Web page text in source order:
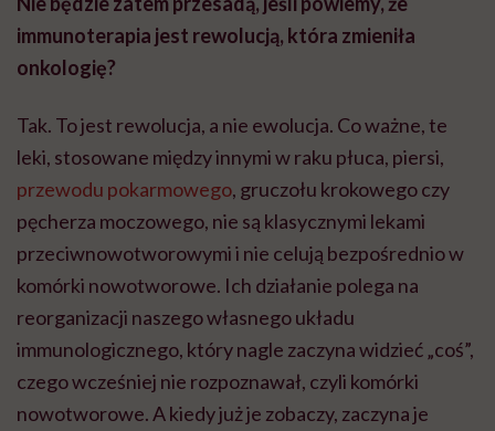
immunoterapia jest rewolucją, która zmieniła
onkologię?
Tak. To jest rewolucja, a nie ewolucja. Co ważne, te
leki, stosowane między innymi w raku płuca, piersi,
przewodu pokarmowego, gruczołu krokowego czy
pęcherza moczowego, nie są klasycznymi lekami
przeciwnowotworowymi i nie celują bezpośrednio w
komórki nowotworowe. Ich działanie polega na
reorganizacji naszego własnego układu
immunologicznego, który nagle zaczyna widzieć „coś”,
czego wcześniej nie rozpoznawał, czyli komórki
nowotworowe. A kiedy już je zobaczy, zaczyna je